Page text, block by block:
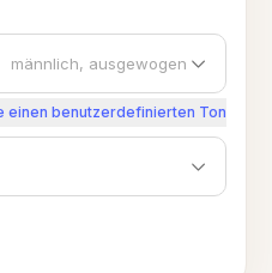
männlich, ausgewogen
einen benutzerdefinierten Ton